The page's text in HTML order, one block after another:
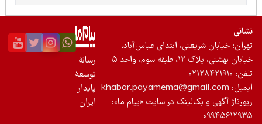
خیابان شریعتی، ابتدای عباس‌آباد،
بهشتی، پلاک ۱۲، طبقه سوم، واحد ۵
۰۲۱۲۸۴۲۱۹۱۰
khabar.payamema@gmail.com
آگهی و بک‌لینک در سایت «پیام ما»:
رسانۀ
توسعۀ
پایدار
ایران